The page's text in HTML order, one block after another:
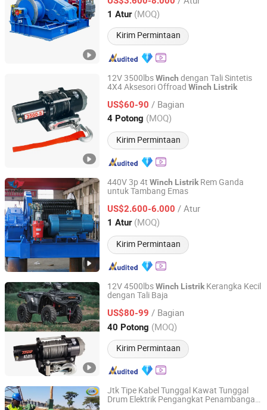
1 Atur (MOQ)
Kirim Permintaan
Henan, China Harga mulai 2018
12V 3500lbsWinch dengan Tali Sintetis
4X4 Aksesori Offroad Winch Listrik
US$60-90 / Bagian
4 Potong (MOQ)
Kirim Permintaan
Zhejiang Hongbin Industry and Trade Co., Ltd.
Zhejiang, China Harga mulai 2023
440V 3p 4t Winch ListrikRem Ganda
untuk Tambang Emas
US$2.600-6.000 / Atur
1 Atur (MOQ)
Kirim Permintaan
HENAN NYBON MACHINERY CO., LTD.
Henan, China Harga mulai 2018
12V 4500lbsWinch ListrikKerangka Kecil
dengan Tali Baja
US$80-99 / Bagian
40 Potong (MOQ)
Kirim Permintaan
Zhejiang Hongbin Industry and Trade Co., Ltd.
Zhejiang, China Harga mulai 2023
Jtk Tipe Kabel Tunggal Kawat Tunggal
Drum Elektrik Pengangkat Penambangan
Changsha Mining Equipment Co., Ltd.